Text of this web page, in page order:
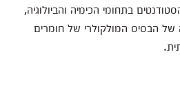
בתחומי הכימיה והביולוגיה,
הבסיס המולקולרי של חומרים